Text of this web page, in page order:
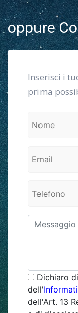
oppure
Inserisci i
prima
Dichiaro
dell'
dell'Art. 13